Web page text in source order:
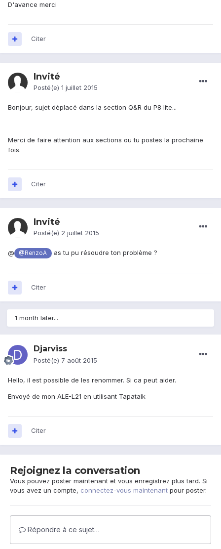
D'avance merci
Citer
Invité
Posté(e) 1 juillet 2015
Bonjour, sujet déplacé dans la section Q&R du P8 lite...
Merci de faire attention aux sections ou tu postes la prochaine
fois.
Citer
Invité
Posté(e) 2 juillet 2015
@ @RenzoA as tu pu résoudre ton problème ?
Citer
1 month later...
Djarviss
Posté(e) 7 août 2015
Hello, il est possible de les renommer. Si ca peut aider.
Envoyé de mon ALE-L21 en utilisant Tapatalk
Citer
Rejoignez la conversation
Vous pouvez poster maintenant et vous enregistrez plus tard. Si
vous avez un compte, connectez-vous maintenant pour poster.
Répondre à ce sujet…